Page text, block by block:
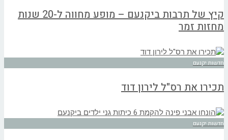
קיץ של תרבות ביקנעם – מופע מחווה ל-20 שנות
מחזות זמר
חדשות יקנעם
תכירו את רס"ל לירון דוד
חדשות יקנעם